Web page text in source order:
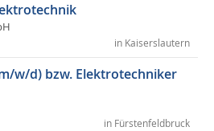
in Kaiserslautern
w/d) bzw. Elektrotechniker
in Fürstenfeldbruck